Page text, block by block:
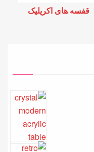
قفسه های اکریلیک